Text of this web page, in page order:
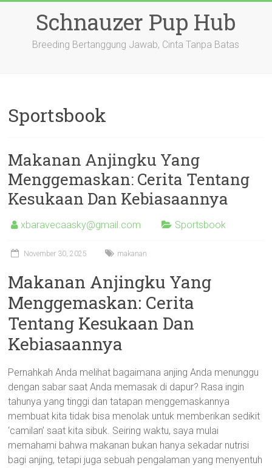
Schnauzer Pup Hub
Breeding Bertanggung Jawab, Cinta Tanpa Batas
Sportsbook
Makanan Anjingku Yang
Menggemaskan: Cerita Tentang
Kesukaan Dan Kebiasaannya
xbaravecaasky@gmail.com Sportsbook
November 30, 2025 makanan
Makanan Anjingku Yang
Menggemaskan: Cerita
Tentang Kesukaan Dan
Kebiasaannya
Pernahkah Anda melihat bagaimana anjing Anda menunggu
dengan sabar saat Anda memasak di dapur? Rasa ingin
tahunya yang tinggi dan tatapan menggemaskannya
membuat kita tidak bisa menolak untuk memberikan sedikit
‘camilan’ saat kita sibuk. Seiring waktu, saya mulai
memahami bahwa makanan bukan hanya sekadar nutrisi
bagi anjing, tetapi juga sebuah pengalaman yang menyentuh